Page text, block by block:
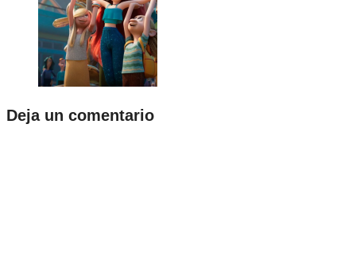
Deja un comentario